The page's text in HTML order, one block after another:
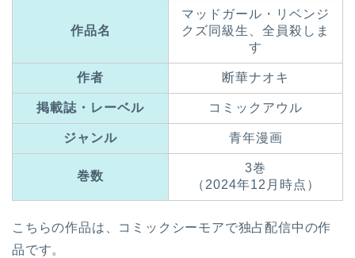
作品名
マッドガール・リベンジ
クズ同級生、全員殺しま
す
作者 断華ナオキ
掲載誌・レーベル コミックアウル
ジャンル 青年漫画
巻数
3巻
（2024年12月時点）
こちらの作品は、コミックシーモアで独占配信中の作
品です。